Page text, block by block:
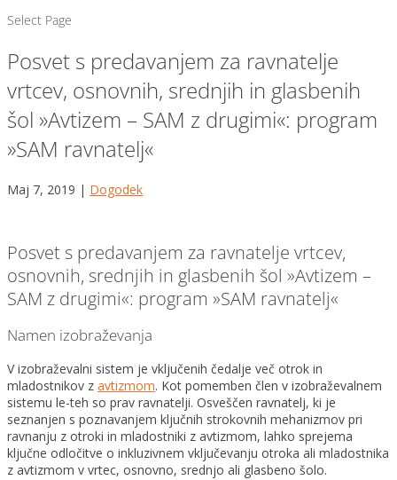
Select Page
Posvet s predavanjem za ravnatelje
vrtcev, osnovnih, srednjih in glasbenih
šol »Avtizem – SAM z drugimi«: program
»SAM ravnatelj«
Maj 7, 2019 | Dogodek
Posvet s predavanjem za ravnatelje vrtcev,
osnovnih, srednjih in glasbenih šol »Avtizem –
SAM z drugimi«: program »SAM ravnatelj«
Namen izobraževanja
V izobraževalni sistem je vključenih čedalje več otrok in
mladostnikov z avtizmom. Kot pomemben člen v izobraževalnem
sistemu le-teh so prav ravnatelji. Osveščen ravnatelj, ki je
seznanjen s poznavanjem ključnih strokovnih mehanizmov pri
ravnanju z otroki in mladostniki z avtizmom, lahko sprejema
ključne odločitve o inkluzivnem vključevanju otroka ali mladostnika
z avtizmom v vrtec, osnovno, srednjo ali glasbeno šolo.